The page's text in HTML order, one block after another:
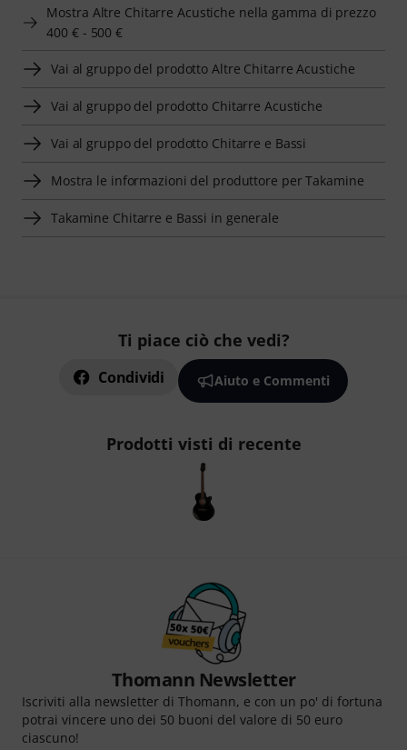
Mostra Altre Chitarre Acustiche nella gamma di prezzo
400 € - 500 €
Vai al gruppo del prodotto Altre Chitarre Acustiche
Vai al gruppo del prodotto Chitarre Acustiche
Vai al gruppo del prodotto Chitarre e Bassi
Mostra le informazioni del produttore per Takamine
Takamine Chitarre e Bassi in generale
Ti piace ciò che vedi?
Condividi Aiuto e Commenti
Prodotti visti di recente
Thomann Newsletter
Iscriviti alla newsletter di Thomann, e con un po' di fortuna
potrai vincere uno dei 50 buoni del valore di 50 euro
ciascuno!